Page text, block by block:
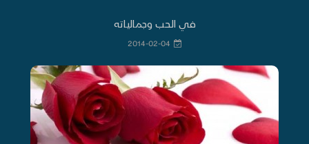
في الحب وجمالياته
2014-02-04